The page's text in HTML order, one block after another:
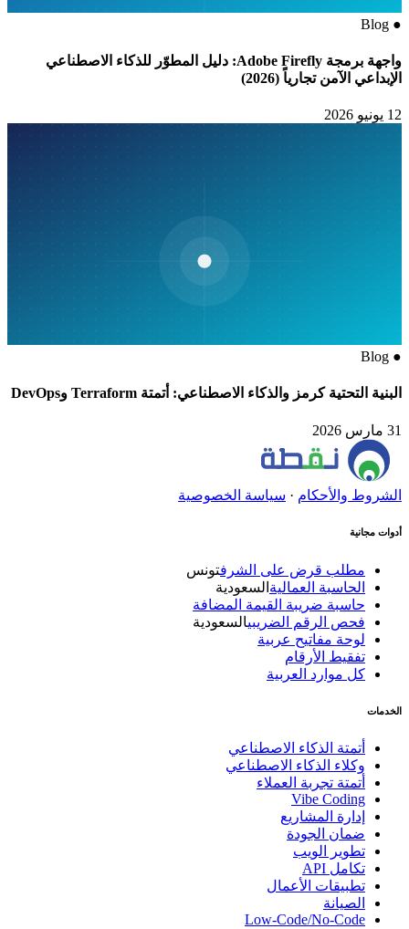
●
Blog
واجهة برمجة Adobe Firefly: دليل المطوّر للذكاء الاصطناعي
الإبداعي الآمن تجارياً (2026)
12 يونيو 2026
●
Blog
البنية التحتية كرمز والذكاء الاصطناعي: أتمتة Terraform وDevOps
31 مارس 2026
الشروط والأحكام· سياسة الخصوصية
أدوات مجانية
مطلب قرض على الشرف تونس
الحاسبة العماليةالسعودية
حاسبة ضريبة القيمة المضافة
فحص الرقم الضريبيالسعودية
لوحة مفاتيح عربية
تفقيط الأرقام
كل موارد العربية
الخدمات
أتمتة الذكاء الاصطناعي
وكلاء الذكاء الاصطناعي
أتمتة تجربة العملاء
Vibe Coding
إدارة المشاريع
ضمان الجودة
تطوير الويب
تكامل API
تطبيقات الأعمال
الصيانة
Low-Code/No-Code